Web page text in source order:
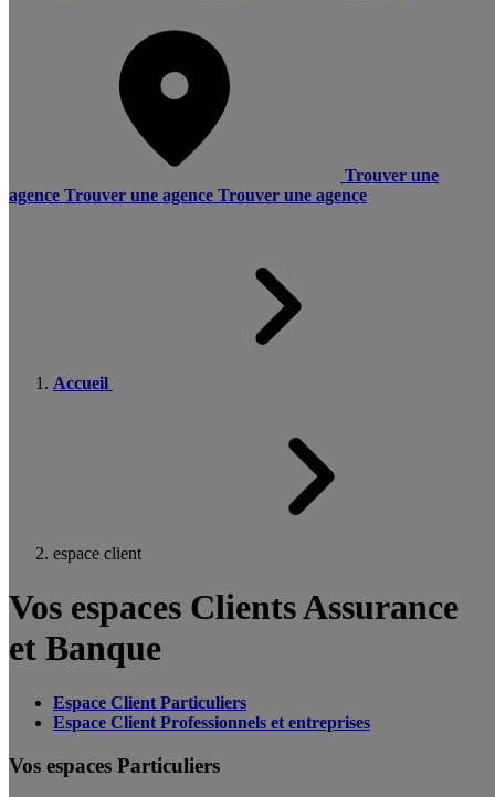
Trouver une
agence Trouver une agence Trouver une agence
Accueil
espace client
Vos espaces Clients Assurance
et Banque
Espace Client Particuliers
Espace Client Professionnels et entreprises
Vos espaces Particuliers